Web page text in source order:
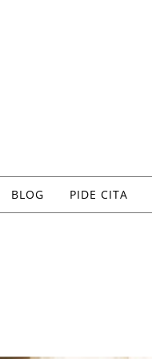
BLOG PIDE CITA